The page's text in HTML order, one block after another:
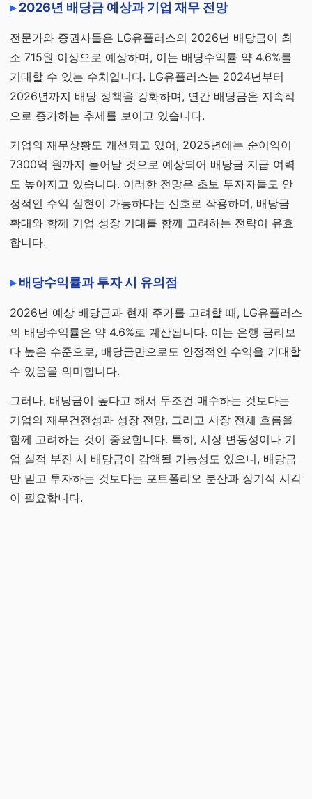
2026년 배당금 예상과 기업 재무 전망
전문가와 증권사들은 LG유플러스의 2026년 배당금이 최
소 715원 이상으로 예상하며, 이는 배당수익률 약 4.6%를
기대할 수 있는 수치입니다. LG유플러스는 2024년부터
2026년까지 배당 정책을 강화하며, 연간 배당금은 지속적
으로 증가하는 추세를 보이고 있습니다.
기업의 재무상황도 개선되고 있어, 2025년에는 순이익이
7300억 원까지 늘어날 것으로 예상되어 배당금 지급 여력
도 높아지고 있습니다. 이러한 전망은 초보 투자자들도 안
정적인 수익 실현이 가능하다는 신호로 작용하며, 배당금
확대와 함께 기업 성장 기대를 함께 고려하는 전략이 유효
합니다.
배당수익률과 투자 시 유의점
2026년 예상 배당금과 현재 주가를 고려할 때, LG유플러스
의 배당수익률은 약 4.6%로 계산됩니다. 이는 은행 금리보
다 높은 수준으로, 배당금만으로도 안정적인 수익을 기대할
수 있음을 의미합니다.
그러나, 배당금이 높다고 해서 무조건 매수하는 것보다는
기업의 재무건전성과 성장 전망, 그리고 시장 전체 흐름을
함께 고려하는 것이 중요합니다. 특히, 시장 변동성이나 기
업 실적 부진 시 배당금이 감액될 가능성도 있으니, 배당금
만 믿고 투자하는 것보다는 포트폴리오 분산과 장기적 시각
이 필요합니다.